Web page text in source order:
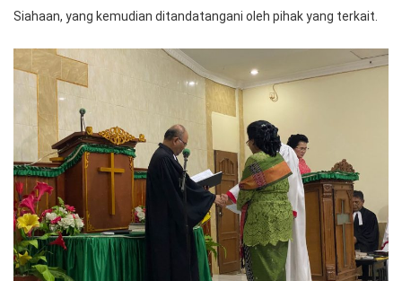
Siahaan, yang kemudian ditandatangani oleh pihak yang terkait.